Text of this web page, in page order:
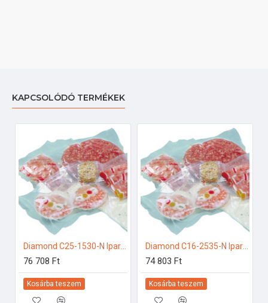
KAPCSOLÓDÓ TERMÉKEK
76 708 Ft
Kosárba teszem
Diamond C16-2535-N Ipari konyhai előkészítés
74 803 Ft
Kosárba teszem